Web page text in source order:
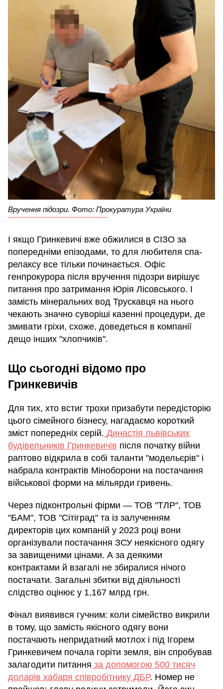
Вручення підозри. Фото: Прокуратура України
І якщо Гринкевичі вже обжилися в СІЗО за
попередніми епізодами, то для любителя спа-
релаксу все тільки починається. Офіс
генпрокурора після вручення підозри вирішує
питання про затримання Юрія Лісовського. І
замість мінеральних вод Трускавця на нього
чекають значно суворіші казенні процедури, де
змивати гріхи, схоже, доведеться в компанії
дещо інших "хлопчиків".
Що сьогодні відомо про
Гринкевичів
Для тих, хто встиг трохи призабути передісторію
цього сімейного бізнесу, нагадаємо короткий
зміст попередніх серій. Династія львівських
будівельників Гринкевичів після початку війни
раптово відкрила в собі таланти "модельєрів" і
набрала контрактів Міноборони на постачання
військової форми на мільярди гривень.
Через підконтрольні фірми — ТОВ "ТЛР", ТОВ
"БАМ", ТОВ "Сітіград" та із залученням
директорів цих компаній у 2023 році вони
організували постачання ЗСУ неякісного одягу
за завищеними цінами. А за деякими
контрактами й взагалі не збиралися нічого
постачати. Загальні збитки від діяльності
слідство оцінює у 1,167 млрд грн.
Фінал виявився гучним: коли сімейство викрили
в тому, що замість якісного одягу вони
постачають непридатний мотлох і під Ігорем
Гринкевичем почала горіти земля, він спробував
залагодити питання за допомогою 500 тисяч
доларів хабаря співробітнику ДБР. Номер не